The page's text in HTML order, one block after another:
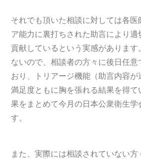
それでも頂いた相談に対しては各
ア能力に裏打ちされた助言により
貢献しているという実感がありま
ないので、相談者の方々に後日任
おり、トリアージ機能（助言内容が
満足度ともに胸を張れる結果を得
果をまとめて今月の日本公衆衛生
す。
また、実際には相談されていない